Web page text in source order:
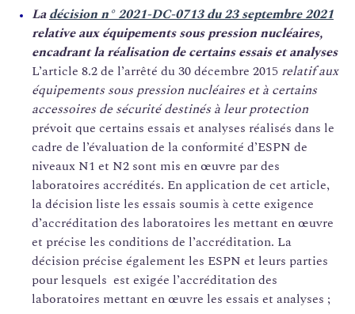
Ladécision n° 2021-DC-0713 du 23 septembre 2021
relative aux équipements sous pression nucléaires,
encadrant la réalisation de certains essais et analyses
L’article 8.2 de l’arrêté du 30 décembre 2015 relatif aux
équipements sous pression nucléaires et à certains
accessoires de sécurité destinés à leur protection
prévoit que certains essais et analyses réalisés dans le
cadre de l’évaluation de la conformité d’ESPN de
niveaux N1 et N2 sont mis en œuvre par des
laboratoires accrédités. En application de cet article,
la décision liste les essais soumis à cette exigence
d’accréditation des laboratoires les mettant en œuvre
et précise les conditions de l’accréditation. La
décision précise également les ESPN et leurs parties
pour lesquels est exigée l’accréditation des
laboratoires mettant en œuvre les essais et analyses ;